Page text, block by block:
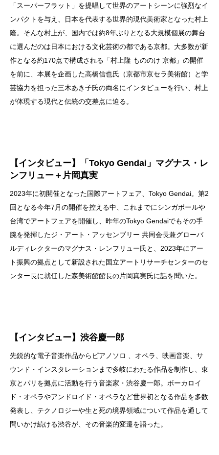
「スーパーフラット」を提唱して世界のアートシーンに強烈なイ
ンパクトを与え、日本を代表する世界的現代美術家となった村上
隆。そんな村上が、国内では約8年ぶりとなる大規模個展の舞台
に選んだのは日本における文化芸術の都である京都。大多数が新
作となる約170点で構成される「村上隆 もののけ 京都」の開催
を前に、本展を企画した高橋信也氏（京都市京セラ美術館）と学
芸協力を担った三木あき子氏の両名にインタビューを行い、村上
が体現する現代と伝統の交差点に迫る。
【インタビュー】
「Tokyo Gendai」マグナス・レ
ンフリュー＋片岡真実
2023年に初開催となった国際アートフェア、Tokyo Gendai。第2
回となる今年7月の開催を控える中、これまでにシンガポールや
台湾でアートフェアを開催し、昨年のTokyo Gendaiでもその手
腕を発揮したジ・アート・アッセンブリー 共同会長兼グローバ
ルディレクターのマグナス・レンフリュー氏と、2023年にアー
ト振興の拠点として新設された国立アートリサーチセンターのセ
ンター長に就任した森美術館館長の片岡真実氏に話を聞いた。
【インタビュー】渋谷慶一郎
先鋭的な電子音楽作品からピアノソロ 、オペラ、映画音楽、サ
ウンド・インスタレーションまで多岐にわたる作品を制作し、東
京とパリを拠点に活動を行う音楽家・渋谷慶一郎。ボーカロイ
ド・オペラやアンドロイド・オペラなど世界初となる作品を多数
発表し、テクノロジーや生と死の境界領域について作品を通して
問いかけ続ける渋谷が、その音楽的変遷を語った。